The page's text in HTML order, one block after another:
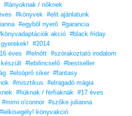
#lányoknak / nőknek
#könyvek
#elit ajánlatunk
#egyből nyerő #garancia
akció #black friday
#2014
éves #felnőtt #szórakoztató irodalom
#lebilincselő #bestseller
#elsöprő siker #fantasy
#misztikus
#elragadó mágia
#fiúknak / férfiaknak
#17 éves
#mimi o'connor #szőke julianna
könyvakció